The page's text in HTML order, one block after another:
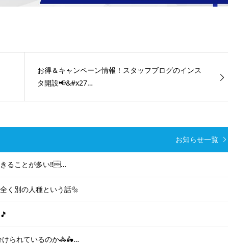
お得＆キャンペーン情報！スタッフブログのインス
タ開設📢&#x27…
お知らせ一覧
きることが多い‼️…
く別の人種という話🔩
けられているのか🚓🛵…